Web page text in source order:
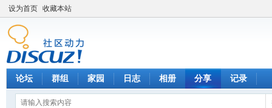
设为首页 收藏本站
论坛 群组 家园 日志 相册 分享 记录